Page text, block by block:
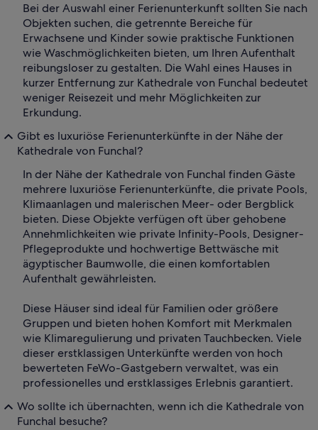
Bei der Auswahl einer Ferienunterkunft sollten Sie nach
Objekten suchen, die getrennte Bereiche für
Erwachsene und Kinder sowie praktische Funktionen
wie Waschmöglichkeiten bieten, um Ihren Aufenthalt
reibungsloser zu gestalten. Die Wahl eines Hauses in
kurzer Entfernung zur Kathedrale von Funchal bedeutet
weniger Reisezeit und mehr Möglichkeiten zur
Erkundung.
Gibt es luxuriöse Ferienunterkünfte in der Nähe der
Kathedrale von Funchal?
In der Nähe der Kathedrale von Funchal finden Gäste
mehrere luxuriöse Ferienunterkünfte, die private Pools,
Klimaanlagen und malerischen Meer- oder Bergblick
bieten. Diese Objekte verfügen oft über gehobene
Annehmlichkeiten wie private Infinity-Pools, Designer-
Pflegeprodukte und hochwertige Bettwäsche mit
ägyptischer Baumwolle, die einen komfortablen
Aufenthalt gewährleisten.
Diese Häuser sind ideal für Familien oder größere
Gruppen und bieten hohen Komfort mit Merkmalen
wie Klimaregulierung und privaten Tauchbecken. Viele
dieser erstklassigen Unterkünfte werden von hoch
bewerteten FeWo-Gastgebern verwaltet, was ein
professionelles und erstklassiges Erlebnis garantiert.
Wo sollte ich übernachten, wenn ich die Kathedrale von
Funchal besuche?